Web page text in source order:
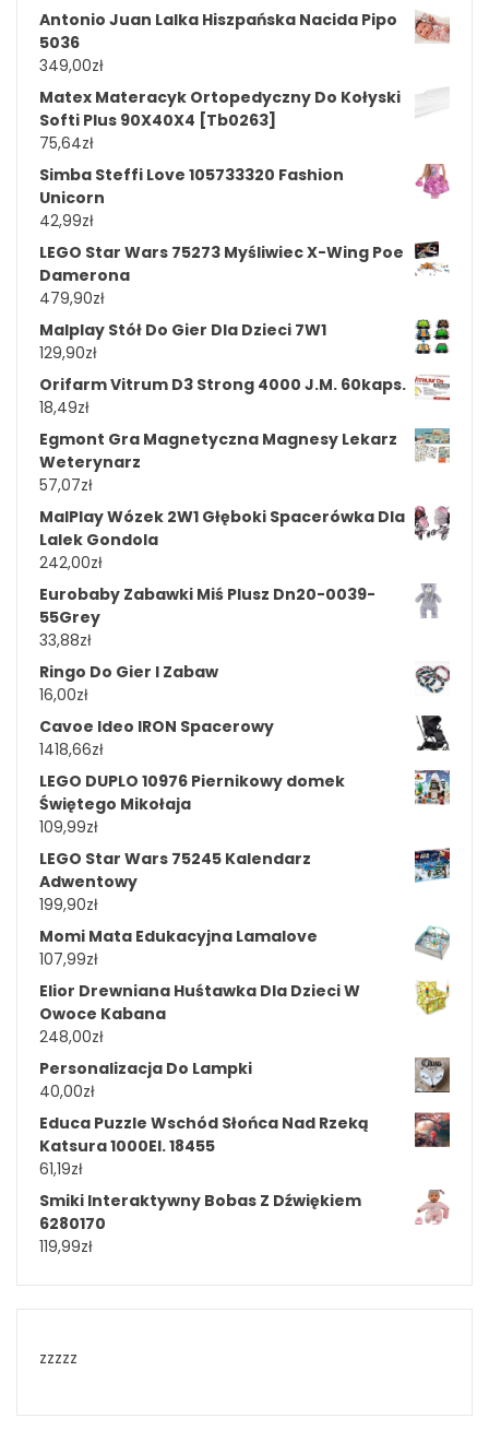
Antonio Juan Lalka Hiszpańska Nacida Pipo
5036
349,00zł
Matex Materacyk Ortopedyczny Do Kołyski
Softi Plus 90X40X4 [Tb0263]
75,64zł
Simba Steffi Love 105733320 Fashion
Unicorn
42,99zł
LEGO Star Wars 75273 Myśliwiec X-Wing Poe
Damerona
479,90zł
Malplay Stół Do Gier Dla Dzieci 7W1
129,90zł
Orifarm Vitrum D3 Strong 4000 J.M. 60kaps.
18,49zł
Egmont Gra Magnetyczna Magnesy Lekarz
Weterynarz
57,07zł
MalPlay Wózek 2W1 Głęboki Spacerówka Dla
Lalek Gondola
242,00zł
Eurobaby Zabawki Miś Plusz Dn20-0039-
55Grey
33,88zł
Ringo Do Gier I Zabaw
16,00zł
Cavoe Ideo IRON Spacerowy
1418,66zł
LEGO DUPLO 10976 Piernikowy domek
Świętego Mikołaja
109,99zł
LEGO Star Wars 75245 Kalendarz
Adwentowy
199,90zł
Momi Mata Edukacyjna Lamalove
107,99zł
Elior Drewniana Huśtawka Dla Dzieci W
Owoce Kabana
248,00zł
Personalizacja Do Lampki
40,00zł
Educa Puzzle Wschód Słońca Nad Rzeką
Katsura 1000El. 18455
61,19zł
Smiki Interaktywny Bobas Z Dźwiękiem
6280170
119,99zł
zzzzz